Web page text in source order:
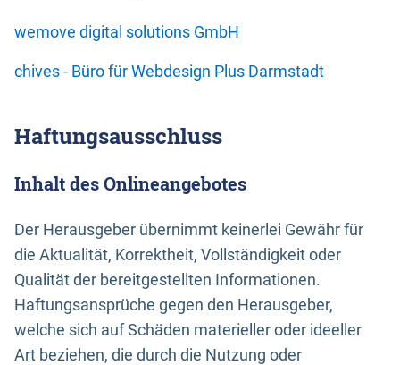
wemove digital solutions GmbH
chives - Büro für Webdesign Plus Darmstadt
Haftungsausschluss
Inhalt des Onlineangebotes
Der Herausgeber übernimmt keinerlei Gewähr für
die Aktualität, Korrektheit, Vollständigkeit oder
Qualität der bereitgestellten Informationen.
Haftungsansprüche gegen den Herausgeber,
welche sich auf Schäden materieller oder ideeller
Art beziehen, die durch die Nutzung oder